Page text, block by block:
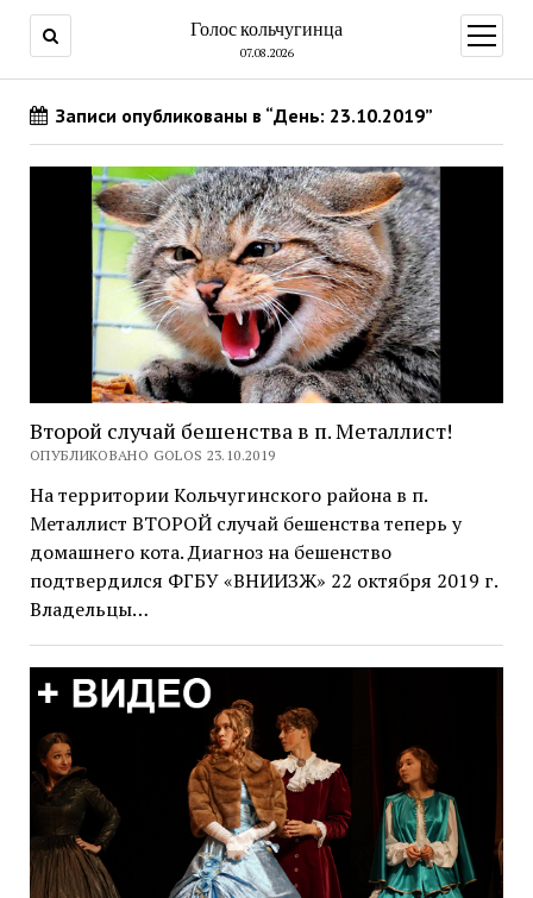
Голос кольчугинца
07.08.2026
меню
Записи опубликованы в “День: 23.10.2019”
Второй случай бешенства в п. Металлист!
ОПУБЛИКОВАНО GOLOS 23.10.2019
На территории Кольчугинского района в п.
Металлист ВТОРОЙ случай бешенства теперь у
домашнего кота. Диагноз на бешенство
подтвердился ФГБУ «ВНИИЗЖ» 22 октября 2019 г.
Владельцы…